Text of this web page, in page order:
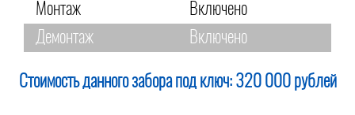
Монтаж
Включено
Демонтаж
Включено
Стоимость данного забора под ключ: 320 000 рублей